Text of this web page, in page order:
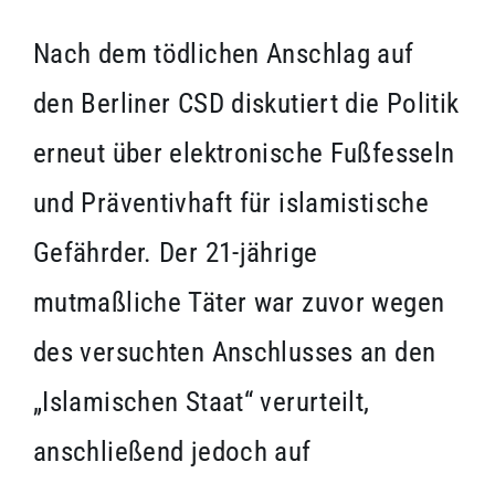
Nach dem tödlichen Anschlag auf
den Berliner CSD diskutiert die Politik
erneut über elektronische Fußfesseln
und Präventivhaft für islamistische
Gefährder. Der 21-jährige
mutmaßliche Täter war zuvor wegen
des versuchten Anschlusses an den
„Islamischen Staat“ verurteilt,
anschließend jedoch auf